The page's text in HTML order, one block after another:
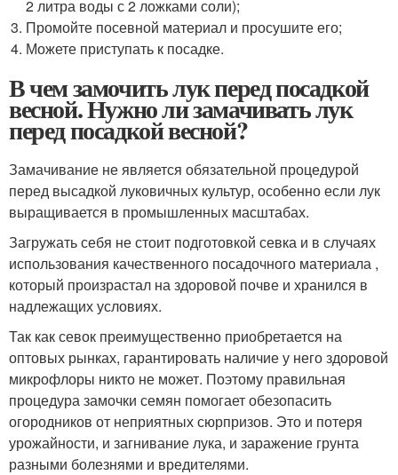
2 литра воды с 2 ложками соли);
Промойте посевной материал и просушите его;
Можете приступать к посадке.
В чем замочить лук перед посадкой
весной. Нужно ли замачивать лук
перед посадкой весной?
Замачивание не является обязательной процедурой
перед высадкой луковичных культур, особенно если лук
выращивается в промышленных масштабах.
Загружать себя не стоит подготовкой севка и в случаях
использования качественного посадочного материала ,
который произрастал на здоровой почве и хранился в
надлежащих условиях.
Так как севок преимущественно приобретается на
оптовых рынках, гарантировать наличие у него здоровой
микрофлоры никто не может. Поэтому правильная
процедура замочки семян помогает обезопасить
огородников от неприятных сюрпризов. Это и потеря
урожайности, и загнивание лука, и заражение грунта
разными болезнями и вредителями.